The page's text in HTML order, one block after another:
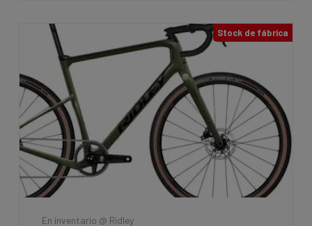
Stock de fábrica
En inventario @ Ridley